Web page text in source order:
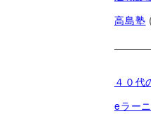
高島塾
４０代
eラー